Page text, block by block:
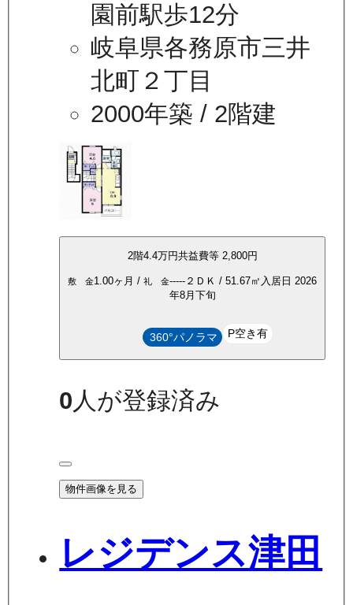
園前駅歩12分
岐阜県各務原市三井
北町２丁目
2000年築 / 2階建
2階4.4万円共益費等 2,800円
敷 金1.00ヶ月 / 礼 金----- ２ＤＫ / 51.67㎡ 入居日 2026
年8月下旬
360°パノラマ P空き有
0 人が登録済み
物件画像を見る
レジデンス津田